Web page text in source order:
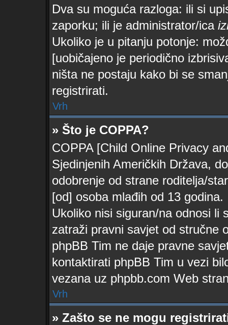
Dva su moguća razloga: ili si
zaporku; ili je administrator/ica
Ukoliko je u pitanju potonje:
[uobičajeno je periodično
ništa ne postaju kako bi se
registrirati.
Vrh
» Što je COPPA?
COPPA [Child Online Privacy
Sjedinjenih Američkih Država,
odobrenje od strane roditelja/
[od] osoba mlađih od 13 godina.
Ukoliko nisi siguran/na odnosi li
zatraži pravni savjet od stručne
phpBB Tim ne daje pravne
kontaktirati phpBB Tim u vezi
vezana uz phpbb.com Web
Vrh
» Zašto se ne mogu